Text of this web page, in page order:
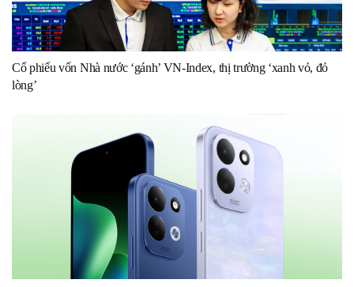
Cổ phiếu vốn Nhà nước ‘gánh’ VN-Index, thị trường ‘xanh vỏ, đỏ
lòng’